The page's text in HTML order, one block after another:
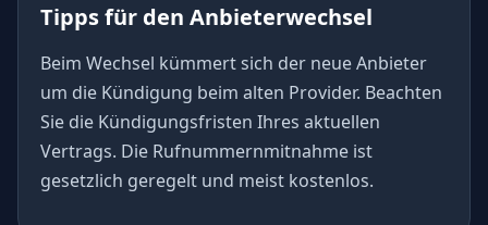
Tipps für den Anbieterwechsel
Beim Wechsel kümmert sich der neue Anbieter
um die Kündigung beim alten Provider. Beachten
Sie die Kündigungsfristen Ihres aktuellen
Vertrags. Die Rufnummernmitnahme ist
gesetzlich geregelt und meist kostenlos.